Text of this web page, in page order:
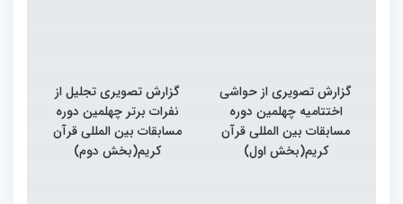
گزارش تصویری از حواشی
اختتامیه چهلمین دوره
مسابقات بین المللی قرآن
کریم(بخش اول)
گزارش تصویری تجلیل از
نفرات برتر چهلمین دوره
مسابقات بین المللی قرآن
کریم(بخش دوم)